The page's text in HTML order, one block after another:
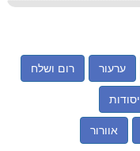
ערעור רום ושלח
יסודות
אוורור